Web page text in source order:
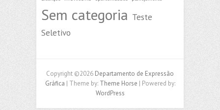
Sem categoria Teste
Seletivo
Copyright ©2026 Departamento de Expressão
Gráfica | Theme by: Theme Horse | Powered by:
WordPress